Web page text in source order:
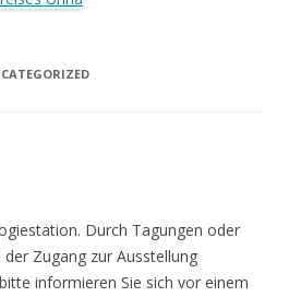
Durch Tagungen oder
Zugang zur Ausstellung
informieren Sie sich vor einem